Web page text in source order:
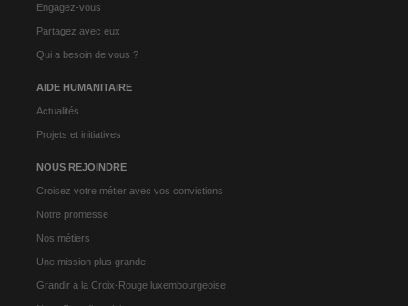
Engagez-vous
Partagez avec eux
Qui a besoin de vous ?
AIDE HUMANITAIRE
Actualités
Projets et initiatives
NOUS REJOINDRE
Croisez votre métier avec vos convictions
Notre promesse
Nos métiers
Une mission plus grande
Grandir à la Croix-Rouge luxembourgeoise